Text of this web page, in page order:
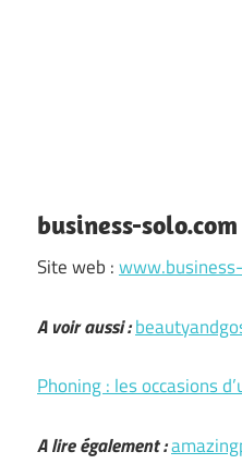
business-solo.com
Site web :
A voir aussi :
Phoning : les occasions
A lire également :